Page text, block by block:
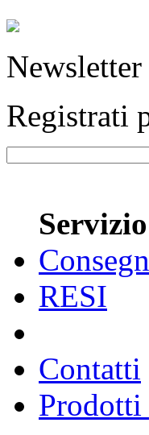
Newsletter
Registrati
RESI
Contatti
Prodotti